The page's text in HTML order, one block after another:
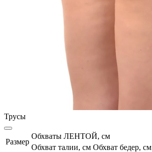
Трусы
Размер
Обхваты ЛЕНТОЙ, см
Обхват талии, см Обхват бедер, см